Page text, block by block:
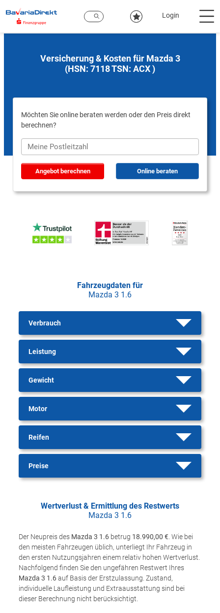
Hauptinhalt
Login
Versicherung & Kosten für Mazda 3
(HSN: 7118 TSN: ACX )
Möchten Sie online beraten werden oder den Preis direkt
berechnen?
Angebot berechnen Online beraten
Fahrzeugdaten für
Mazda 3 1.6
Verbrauch
Leistung
Gewicht
Motor
Reifen
Preise
Wertverlust & Ermittlung des Restwerts
Mazda 3 1.6
Der Neupreis des Mazda 3 1.6 betrug 18.990,00 € . Wie bei
den meisten Fahrzeugen üblich, unterliegt Ihr Fahrzeug in
den ersten Nutzungsjahren einem relativ hohen Wertverlust.
Nachfolgend finden Sie den ungefähren Restwert Ihres
Mazda 3 1.6auf Basis der Erstzulassung. Zustand,
individuelle Laufleistung und Extraausstattung sind bei
dieser Berechnung nicht berücksichtigt.